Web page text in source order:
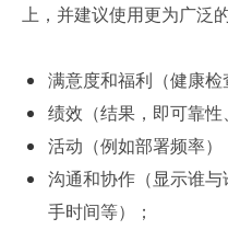
上，并建议使用更为广泛
满意度和福利（健康检
绩效（结果，即可靠性
活动（例如部署频率）
沟通和协作（显示谁
手时间等）；